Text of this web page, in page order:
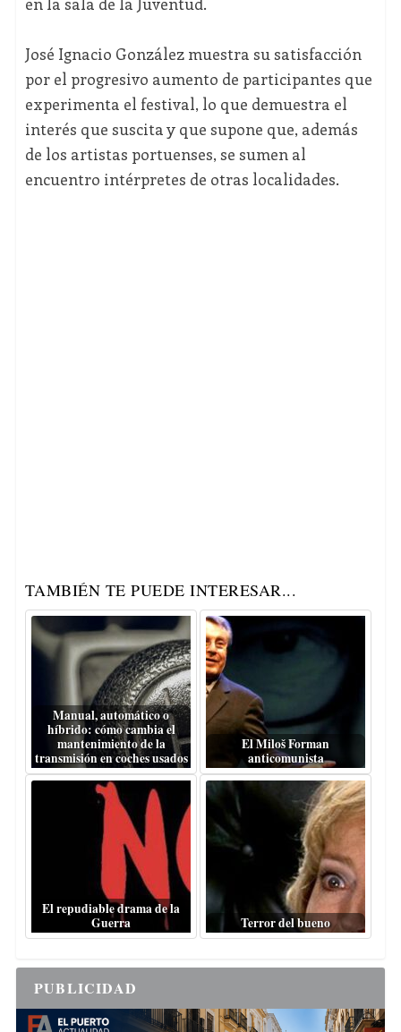
José Ignacio González muestra su satisfacción
por el progresivo aumento de participantes que
experimenta el festival, lo que demuestra el
interés que suscita y que supone que, además
de los artistas portuenses, se sumen al
encuentro intérpretes de otras localidades.
TAMBIÉN TE PUEDE INTERESAR...
Manual, automático o
híbrido: cómo cambia el
mantenimiento de la
transmisión en coches usados
El Miloš Forman
anticomunista
El repudiable drama de la
Guerra
Terror del bueno
PUBLICIDAD